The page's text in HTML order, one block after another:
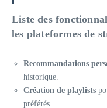
Liste des
les plateformes de
Recommandations
historique.
Création de playlists
préférés.